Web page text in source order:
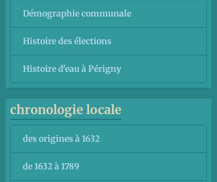
Démographie communale
Histoire des élections
Histoire d'eau à Périgny
chronologie locale
des origines à 1632
de 1632 à 1789